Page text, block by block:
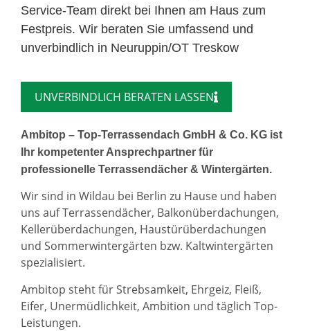
Service-Team direkt bei Ihnen am Haus zum
Festpreis. Wir beraten Sie umfassend und
unverbindlich in Neuruppin/OT Treskow
UNVERBINDLICH BERATEN LASSEN
Ambitop – Top-Terrassendach GmbH & Co. KG ist
Ihr kompetenter Ansprechpartner für
professionelle Terrassendächer & Wintergärten.
Wir sind in Wildau bei Berlin zu Hause und haben
uns auf Terrassendächer, Balkonüberdachungen,
Kellerüberdachungen, Haustürüberdachungen
und Sommerwintergärten bzw. Kaltwintergärten
spezialisiert.
Ambitop steht für Strebsamkeit, Ehrgeiz, Fleiß,
Eifer, Unermüdlichkeit, Ambition und täglich Top-
Leistungen.